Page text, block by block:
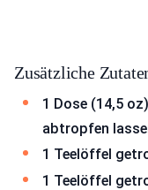
Zusätzliche
1 Dose (14,5
abtropfen
1 Teelöffel
1 Teelöffel